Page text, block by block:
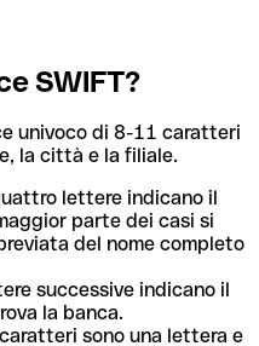
SWIFT?
univoco di 8-11 caratteri
la città e la filiale.
lettere indicano il
parte dei casi si
del nome completo
successive indicano il
la banca.
sono una lettera e